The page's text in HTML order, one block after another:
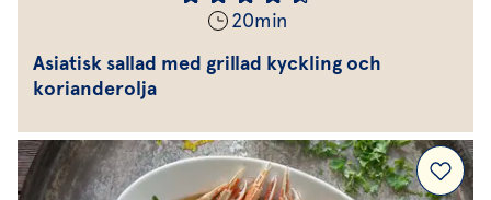
20min
Asiatisk sallad med grillad kyckling och
korianderolja